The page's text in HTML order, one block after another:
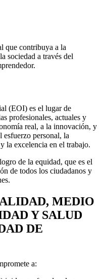
que contribuya a la
sociedad a través del
(EOI) es el lugar de
profesionales, actuales y
real, a la innovación, y
esfuerzo personal, la
la excelencia en el trabajo.
de la equidad, que es el
de todos los ciudadanos y
MEDIO
Y SALUD
DE
a: